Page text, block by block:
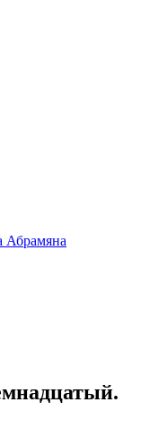
Абрамяна